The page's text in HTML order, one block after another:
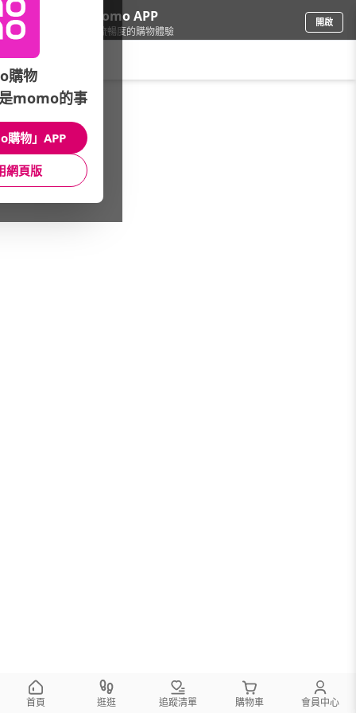
下載momo APP
給你3倍流暢度的購物體驗
開啟
車/汽車百貨/配件品牌總覽
館長推薦 月銷量
首頁 逛逛 追蹤清單 購物車 會員中心
購物
momo的事
購物」APP
網頁版